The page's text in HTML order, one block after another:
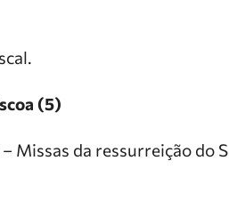
(5)
– Missas da ressurreição do